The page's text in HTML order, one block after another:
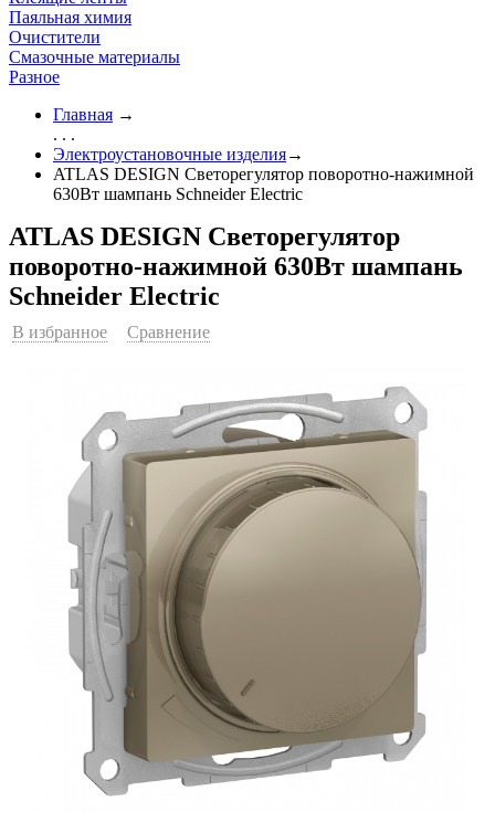
Паяльная химия
Очистители
Смазочные материалы
Разное
Главная →
. . .
Электроустановочные изделия→
ATLAS DESIGN Светорегулятор поворотно-нажимной
630Вт шампань Schneider Eleсtric
ATLAS DESIGN Светорегулятор
поворотно-нажимной 630Вт шампань
Schneider Eleсtric
В избранное Сравнение